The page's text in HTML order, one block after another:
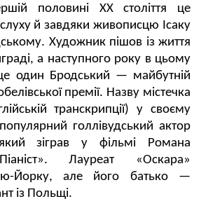
половині XX століття це
й завдяки живописцю Ісаку
Художник пішов із життя
а наступного року в цьому
один Бродський — майбутній
премії. Назву містечка
транскрипції) у своєму
голлівудський актор
зіграв у фільмі Романа
Лауреат «Оскара»
Йорку, але його батько —
із Польщі.